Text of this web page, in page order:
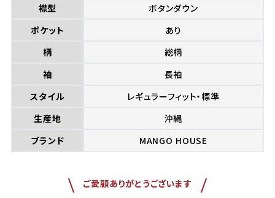
襟型
ボタンダウン
ポケット
あり
柄
総柄
袖
長袖
スタイル
レギュラーフィット・標準
生産地
沖縄
ブランド
MANGO HOUSE
ご愛顧ありがとうございます